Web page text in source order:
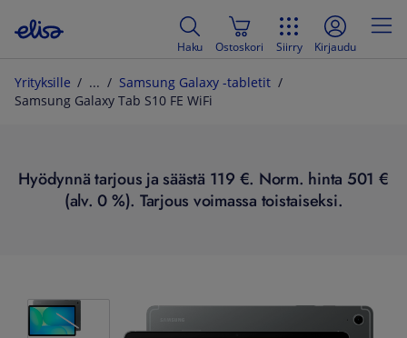
Haku Ostoskori Siirry Kirjaudu
Yrityksille
Samsung Galaxy -tabletit
Samsung Galaxy Tab S10 FE WiFi
Hyödynnä tarjous ja säästä 119 €. Norm. hinta 501 €
(alv. 0 %). Tarjous voimassa toistaiseksi.